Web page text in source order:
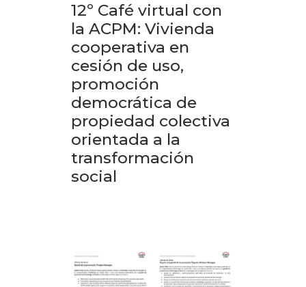
12º Café virtual con
la ACPM: Vivienda
cooperativa en
cesión de uso,
promoción
democrática de
propiedad colectiva
orientada a la
transformación
social